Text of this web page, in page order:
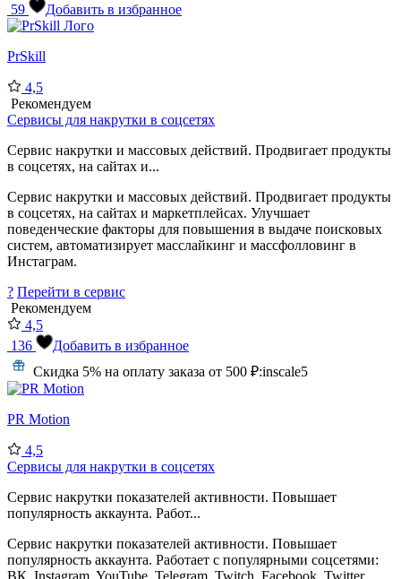
59
Добавить в избранное
PrSkill
4,5
Рекомендуем
Сервисы для накрутки в соцсетях
Сервис накрутки и массовых действий. Продвигает продукты
в соцсетях, на сайтах и...
Сервис накрутки и массовых действий. Продвигает продукты
в соцсетях, на сайтах и маркетплейсах. Улучшает
поведенческие факторы для повышения в выдаче поисковых
систем, автоматизирует масслайкинг и массфолловинг в
Инстаграм.
? Перейти в сервис
Рекомендуем
4,5
136
Добавить в избранное
Скидка 5% на оплату заказа от 500 ₽:inscale5
PR Motion
4,5
Сервисы для накрутки в соцсетях
Сервис накрутки показателей активности. Повышает
популярность аккаунта. Работ...
Сервис накрутки показателей активности. Повышает
популярность аккаунта. Работает с популярными соцсетями:
ВК, Instagram, YouTube, Telegram, Twitch, Facebook, Twitter,